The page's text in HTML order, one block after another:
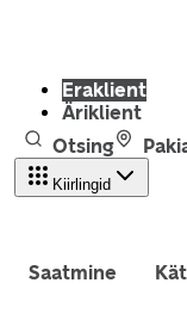
Eraklient
Äriklient
Otsing
Kiirlingid
Saatmine